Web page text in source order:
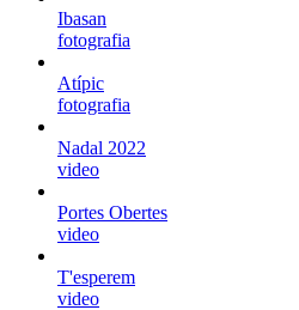
Ibasan
fotografia
Atípic
fotografia
Nadal 2022
video
Portes Obertes
video
T'esperem
video